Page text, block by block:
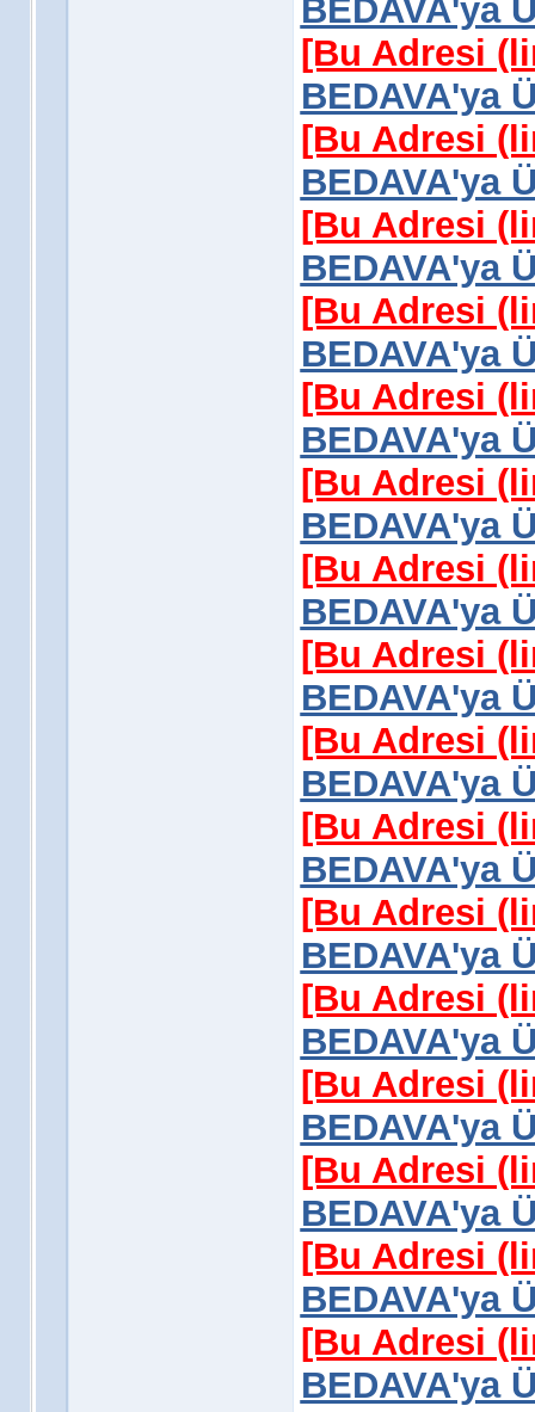
BEDAVA'ya
[Bu Adresi
BEDAVA'ya
[Bu Adresi
BEDAVA'ya
[Bu Adresi
BEDAVA'ya
[Bu Adresi
BEDAVA'ya
[Bu Adresi
BEDAVA'ya
[Bu Adresi
BEDAVA'ya
[Bu Adresi
BEDAVA'ya
[Bu Adresi
BEDAVA'ya
[Bu Adresi
BEDAVA'ya
[Bu Adresi
BEDAVA'ya
[Bu Adresi
BEDAVA'ya
[Bu Adresi
BEDAVA'ya
[Bu Adresi
BEDAVA'ya
[Bu Adresi
BEDAVA'ya
[Bu Adresi
BEDAVA'ya
[Bu Adresi
BEDAVA'ya